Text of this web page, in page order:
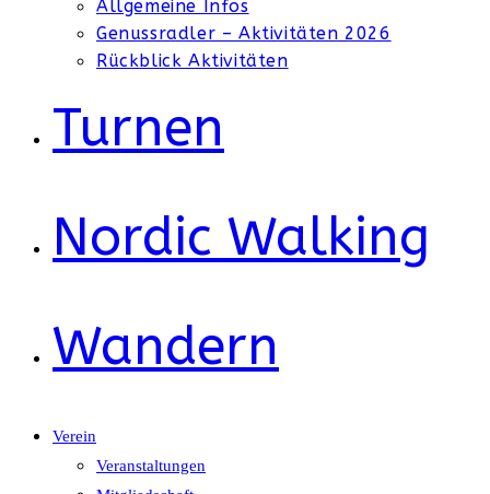
Allgemeine Infos
Genussradler – Aktivitäten 2026
Rückblick Aktivitäten
Turnen
Nordic Walking
Wandern
Verein
Veranstaltungen